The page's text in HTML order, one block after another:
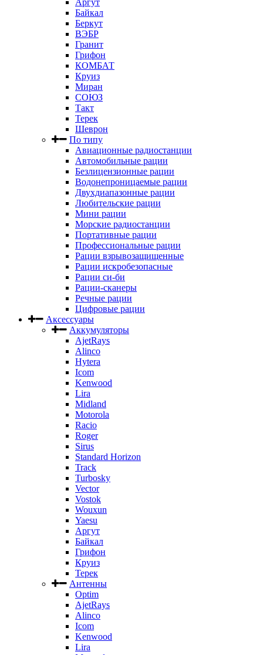
Аргут
Байкал
Беркут
ВЭБР
Гранит
Грифон
КОМБАТ
Круиз
Миран
СОЮЗ
Такт
Терек
Шеврон
По типу
Авиационные радиостанции
Автомобильные рации
Безлицензионные рации
Водонепроницаемые рации
Двухдиапазонные рации
Любительские рации
Мини рации
Морские радиостанции
Портативные рации
Профессиональные рации
Рации взрывозащищенные
Рации искробезопасные
Рации си-би
Рации-сканеры
Речные рации
Цифровые рации
Аксессуары
Аккумуляторы
AjetRays
Alinco
Hytera
Icom
Kenwood
Lira
Midland
Motorola
Racio
Roger
Sirus
Standard Horizon
Track
Turbosky
Vector
Vostok
Wouxun
Yaesu
Аргут
Байкал
Грифон
Круиз
Терек
Антенны
Optim
AjetRays
Alinco
Icom
Kenwood
Lira